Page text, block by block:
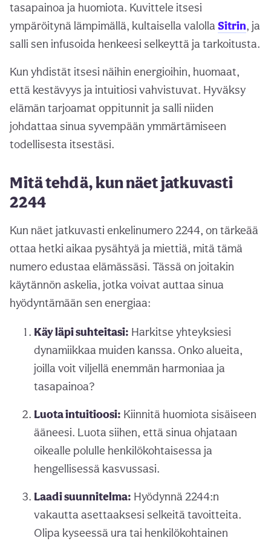
tasapainoa ja huomiota. Kuvittele itsesi
ympäröitynä lämpimällä, kultaisella valolla Sitrin, ja
salli sen infusoida henkeesi selkeyttä ja tarkoitusta.
Kun yhdistät itsesi näihin energioihin, huomaat,
että kestävyys ja intuitiosi vahvistuvat. Hyväksy
elämän tarjoamat oppitunnit ja salli niiden
johdattaa sinua syvempään ymmärtämiseen
todellisesta itsestäsi.
Mitä tehdä, kun näet jatkuvasti
2244
Kun näet jatkuvasti enkelinumero 2244, on tärkeää
ottaa hetki aikaa pysähtyä ja miettiä, mitä tämä
numero edustaa elämässäsi. Tässä on joitakin
käytännön askelia, jotka voivat auttaa sinua
hyödyntämään sen energiaa:
Käy läpi suhteitasi: Harkitse yhteyksiesi
dynamiikkaa muiden kanssa. Onko alueita,
joilla voit viljellä enemmän harmoniaa ja
tasapainoa?
Luota intuitioosi: Kiinnitä huomiota sisäiseen
ääneesi. Luota siihen, että sinua ohjataan
oikealle polulle henkilökohtaisessa ja
hengellisessä kasvussasi.
Laadi suunnitelma: Hyödynnä 2244:n
vakautta asettaaksesi selkeitä tavoitteita.
Olipa kyseessä ura tai henkilökohtainen